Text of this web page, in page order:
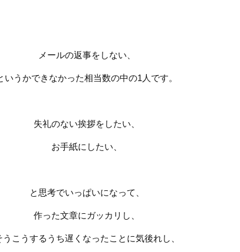
メールの返事をしない、
いうかできなかった相当数の中の1 人です。
失礼のない挨拶をしたい、
お手紙にしたい、
と思考でいっぱいになって、
作った文章にガッカリし
うこうするうち遅くなったことに気後れし、